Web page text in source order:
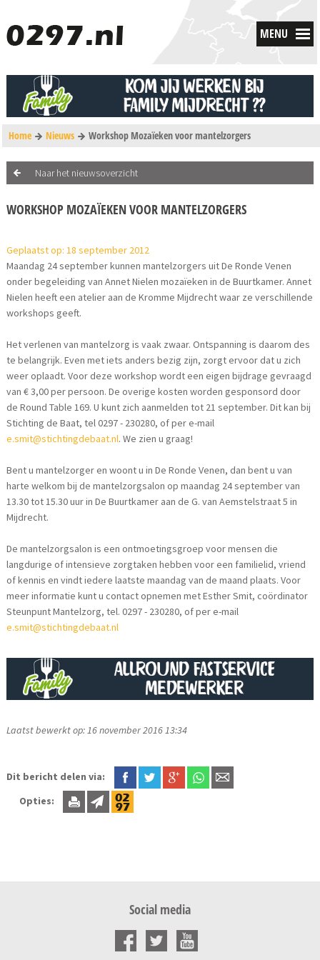
MENU
Home Nieuws Workshop Mozaïeken voor mantelzorgers
Naar het nieuwsoverzicht
WORKSHOP MOZAÏEKEN VOOR MANTELZORGERS
Geplaatst op: 18 september 2012
Maandag 24 september kunnen mantelzorgers uit De Ronde Venen
onder begeleiding van Annet Nielen mozaïeken in de Buurtkamer. Annet
Nielen heeft een atelier aan de Kromme Mijdrecht waar ze verschillende
workshops geeft.
Het verlenen van mantelzorg is vaak zwaar. Ontspanning is daarom des
te belangrijk. Even met iets anders bezig zijn, zorgt ervoor dat u zich
weer oplaadt. Voor deze workshop wordt een eigen bijdrage gevraagd
van € 3,00 per persoon. De overige kosten worden gesponsord door
de Round Table 169. U kunt zich aanmelden tot 21 september. Dit kan bij
Stichting de Baat, tel 0297 - 230280, of per e-mail
e.smit@stichtingdebaat.nl. We zien u graag!
Bent u mantelzorger en woont u in De Ronde Venen, dan bent u van
harte welkom bij de mantelzorgsalon op maandag 24 september van
13.30 tot 15.30 uur in De Buurtkamer aan de G. van Aemstelstraat 5 in
Mijdrecht.
De mantelzorgsalon is een ontmoetingsgroep voor mensen die
langdurige of intensieve zorgtaken hebben voor een familielid, vriend
of kennis en vindt iedere laatste maandag van de maand plaats. Voor
meer informatie kunt u contact opnemen met Esther Smit, coördinator
Steunpunt Mantelzorg, tel. 0297 - 230280, of per e-mail
e.smit@stichtingdebaat.nl
Laatst bewerkt op: 16 november 2016 13:34
Dit bericht delen via:
Opties:
Social media